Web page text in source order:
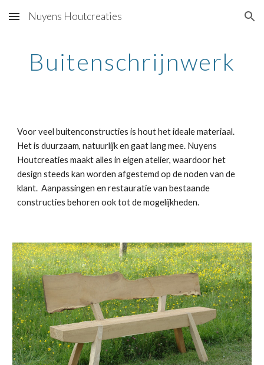
Skip to main content Skip to navigation
Nuyens Houtcreaties
Buitenschrijnwerk
Voor veel buitenconstructies is hout het ideale materiaal.
Het is duurzaam, natuurlijk en gaat lang mee. Nuyens
Houtcreaties maakt alles in eigen atelier, waardoor het
design steeds kan worden afgestemd op de noden van de
klant.  Aanpassingen en restauratie van bestaande
constructies behoren ook tot de mogelijkheden.